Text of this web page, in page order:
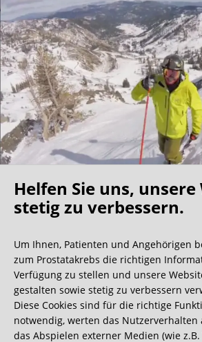
Oh what a
Wir bekommen ja viele tolle
aber dieser ist doch sehr
0:40 Minuten
Helfen Sie uns, unsere
stetig zu verbessern.
Um Ihnen, Patienten und Angehörigen
zum Prostatakrebs die richtigen
Verfügung zu stellen und unsere
gestalten sowie stetig zu verbessern
Diese Cookies sind für die richtige
notwendig, werten das
das Abspielen externer Medien (wie z.B.